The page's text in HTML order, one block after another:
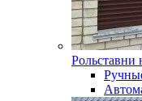
Рольставни